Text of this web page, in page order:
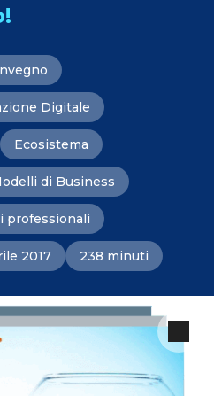
Digitale
Ecosistema
di Business
professionali
2017 238 minuti